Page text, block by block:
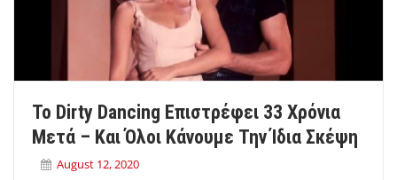
Το Dirty Dancing Επιστρέφει 33 Χρόνια
Μετά – Και Όλοι Κάνουμε Την Ίδια Σκέψη
August 12, 2020